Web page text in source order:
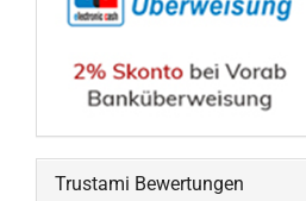
Trustami Bewertungen